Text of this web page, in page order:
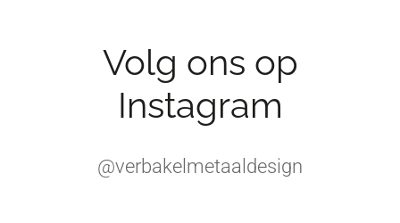
Volg ons op
Instagram
@verbakelmetaaldesign